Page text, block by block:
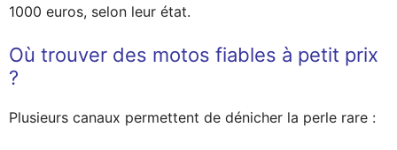
1000 euros, selon leur état.
Où trouver des motos fiables à petit prix
?
Plusieurs canaux permettent de dénicher la perle rare :